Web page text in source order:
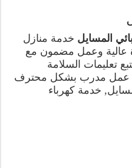
المسايل خدمة منازل
عالية وعمل مضمون مع
تعليمات السلامة
عمل مدرب بشكل محترف
خدمة كهرباء